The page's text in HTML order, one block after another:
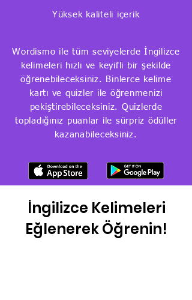
Yüksek kaliteli içerik
Wordismo ile tüm seviyelerde İngilizce
kelimeleri hızlı ve keyifli bir şekilde
öğrenebileceksiniz. Binlerce kelime
kartı ve quizler ile öğrenmenizi
pekiştirebileceksiniz. Quizlerde
topladığınız puanlar ile sürpriz ödüller
kazanabileceksiniz.
İngilizce Kelimeleri
Eğlenerek Öğrenin!